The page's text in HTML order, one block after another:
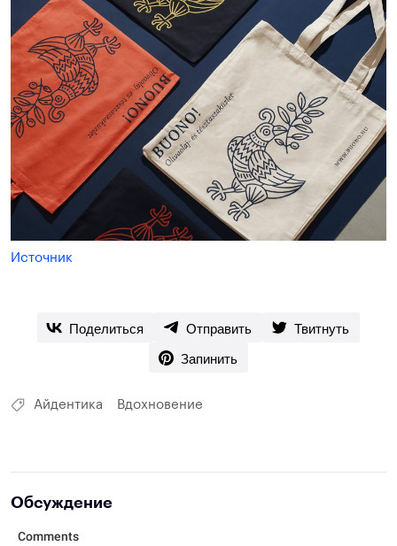
Источник
Поделиться Отправить
Твитнуть
Запинить
Айдентика Вдохновение
Обсуждение